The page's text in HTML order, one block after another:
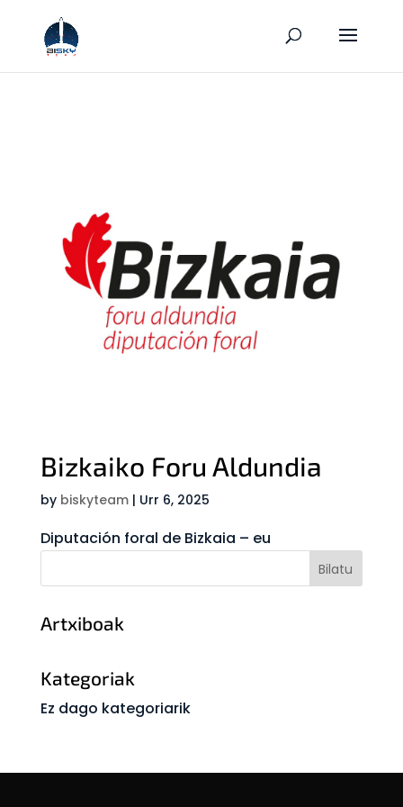
Bizkaiko Foru Aldundia
by biskyteam| Urr 6, 2025
Diputación foral de Bizkaia – eu
Artxiboak
Kategoriak
Ez dago kategoriarik